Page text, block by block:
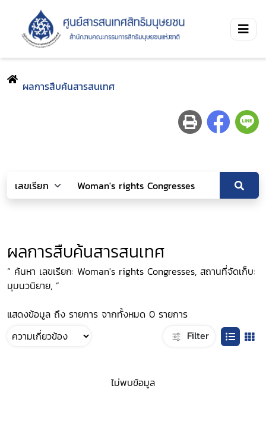
ผลการสืบค้นสารสนเทศ
ผลการสืบค้นสารสนเทศ
“ ค้นหา เลขเรียก: Woman's rights Congresses, สถานที่จัดเก็บ:
มุมนวนิยาย, ”
แสดงข้อมูล ถึง รายการ จากทั้งหมด 0 รายการ
Filter
ไม่พบข้อมูล